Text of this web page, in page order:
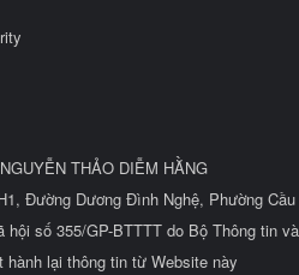
THẢO DIỄM HẰNG
Đường Dương Đình Nghệ, Phường
số 355/GP-BTTTT do Bộ Thông tin
hành lại thông tin từ Website này